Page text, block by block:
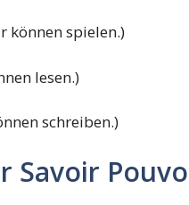
können spielen.)
lesen.)
schreiben.)
Savoir